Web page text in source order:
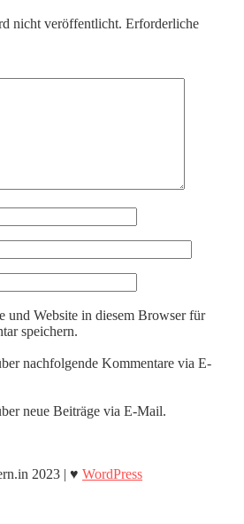
nicht veröffentlicht. Erforderliche
und Website in diesem Browser für
speichern.
nachfolgende Kommentare via E-
neue Beiträge via E-Mail.
2023 | ♥ WordPress